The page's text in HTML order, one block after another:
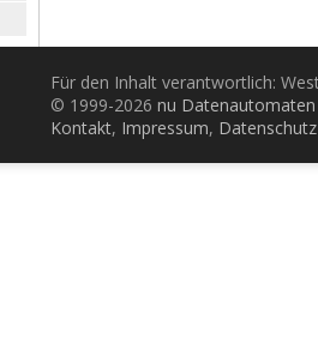
Für den Inhalt verantwortlich:
© 1999-2026 nu
Kontakt, Impressum, Datenschutz